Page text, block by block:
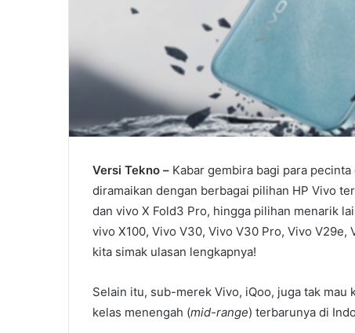
Versi Tekno – Kabar gembira bagi para
diramaikan dengan berbagai pilihan HP Vivo
dan vivo X Fold3 Pro, hingga pilihan menarik
vivo X100, Vivo V30, Vivo V30 Pro, Vivo V29e,
kita simak ulasan lengkapnya!
Selain itu, sub-merek Vivo, iQoo, juga tak mau
kelas menengah (mid-range) terbarunya di